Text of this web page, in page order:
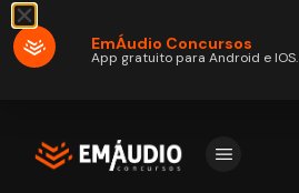
EmÁudio Concursos
App gratuito para Android e IOS.